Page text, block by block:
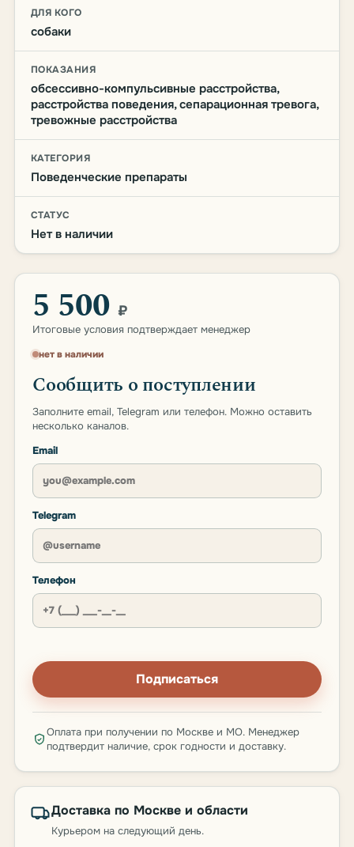
ДЛЯ КОГО
собаки
ПОКАЗАНИЯ
обсессивно-компульсивные расстройства,
расстройства поведения, сепарационная тревога,
тревожные расстройства
КАТЕГОРИЯ
Поведенческие препараты
СТАТУС
Нет в наличии
5 500 ₽
Итоговые условия подтверждает менеджер
нет в наличии
Сообщить о поступлении
Заполните email, Telegram или телефон. Можно оставить
несколько каналов.
Email
Telegram
Телефон
Подписаться
Оплата при получении по Москве и МО. Менеджер
подтвердит наличие, срок годности и доставку.
Доставка по Москве и области
Курьером на следующий день.